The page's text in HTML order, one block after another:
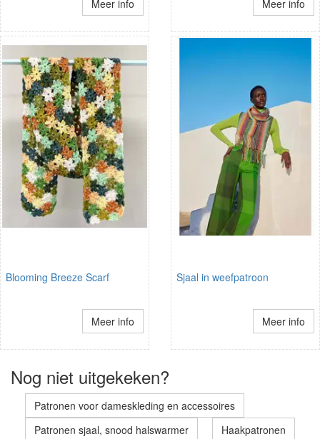
Meer info Meer info
Blooming Breeze Scarf
Meer info
Sjaal in weefpatroon
Meer info
Nog niet uitgekeken?
Patronen voor dameskleding en accessoires
Patronen sjaal, snood halswarmer
Haakpatronen